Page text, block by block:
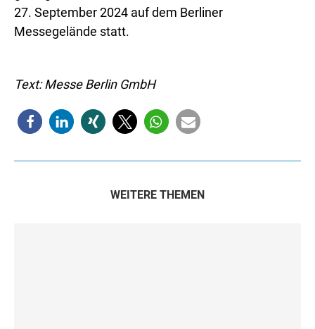
27. September 2024 auf dem Berliner
Messegelände statt.
Text: Messe Berlin GmbH
WEITERE THEMEN